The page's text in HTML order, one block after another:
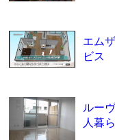
エム
ビス
ルー
人暮